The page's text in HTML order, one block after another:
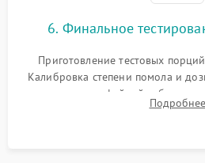
6. Финальное
Приготовление тестовых
Калибровка степени помола и
плотности кофейной таблетки,
качества молочной пены. Контроль
Подробнее